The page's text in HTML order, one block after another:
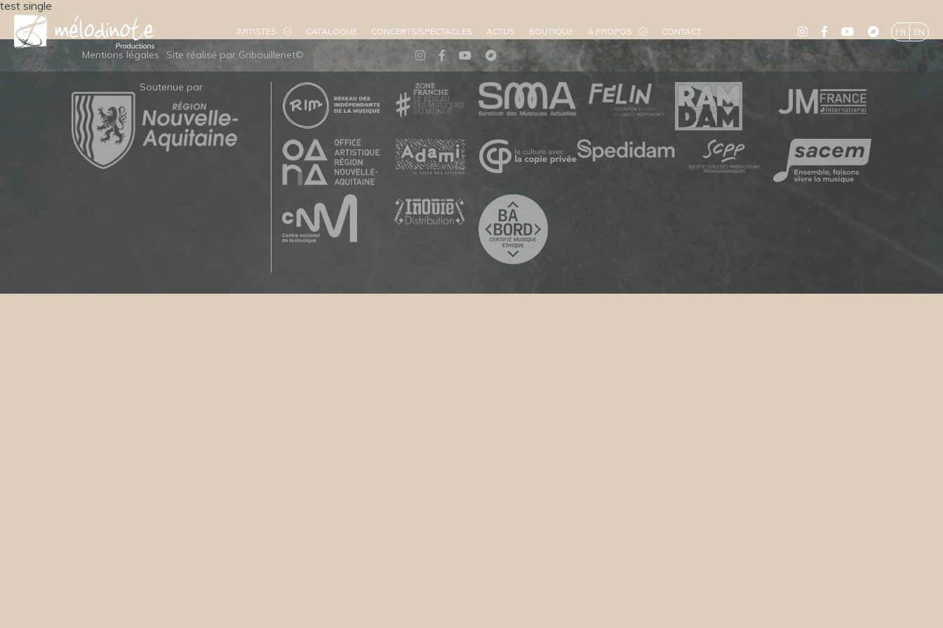
ARTISTES CATALOGUE CONCERTS/SPECTACLES ACTUS BOUTIQUE À PROPOS CONTACT FR EN
test single
Mentions légales Site réalisé par Gribouillenet©
Soutenue par